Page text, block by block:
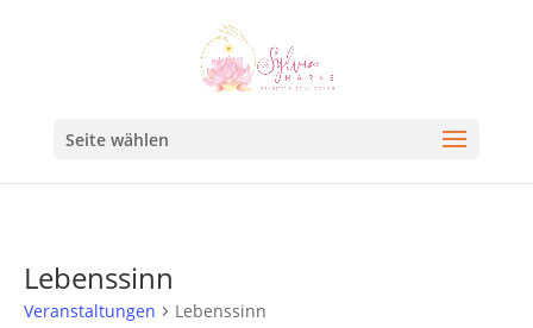
Seite wählen
Lebenssinn
Veranstaltungen Lebenssinn